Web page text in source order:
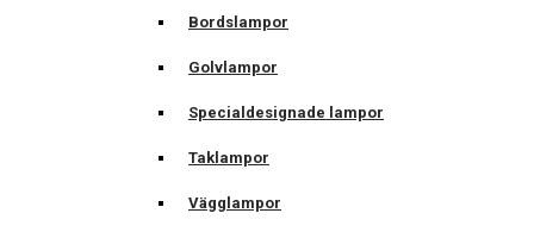
Bordslampor
Golvlampor
Specialdesignade lampor
Taklampor
Vägglampor